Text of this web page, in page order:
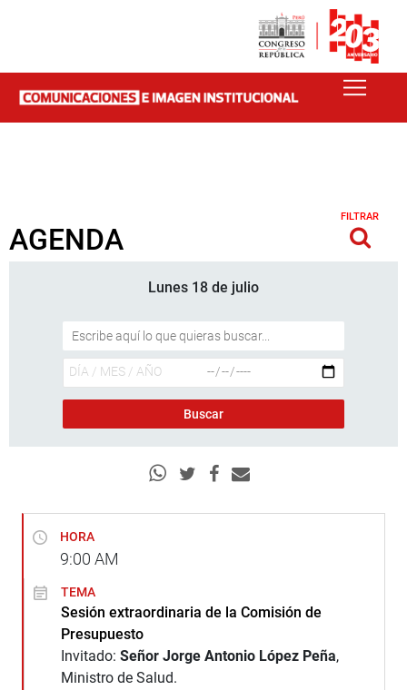
AGENDA
FILTRAR
Lunes 18 de julio
HORA
9:00 AM
TEMA
Sesión extraordinaria de la Comisión de
Presupuesto
Invitado: Señor Jorge Antonio López Peña,
Ministro de Salud.